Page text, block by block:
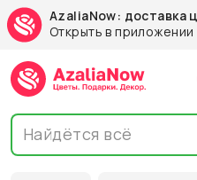
AzaliaNow: доставка
Открыть в приложении